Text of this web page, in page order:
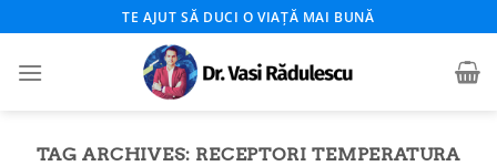
to
content
TE AJUT SĂ DUCI O VIAȚĂ MAI BUNĂ
TAG ARCHIVES: RECEPTORI TEMPERATURA